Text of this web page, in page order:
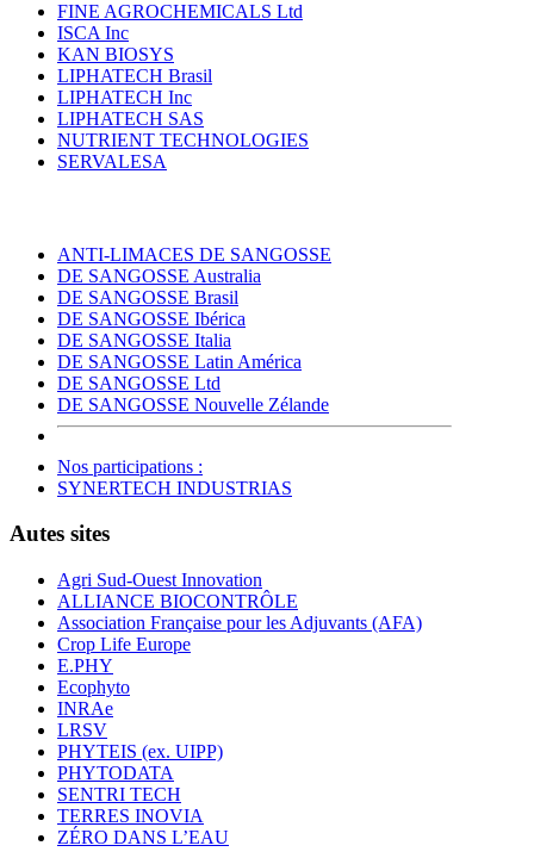
FINE AGROCHEMICALS Ltd
ISCA Inc
KAN BIOSYS
LIPHATECH Brasil
LIPHATECH Inc
LIPHATECH SAS
NUTRIENT TECHNOLOGIES
SERVALESA
ANTI-LIMACES DE SANGOSSE
DE SANGOSSE Australia
DE SANGOSSE Brasil
DE SANGOSSE Ibérica
DE SANGOSSE Italia
DE SANGOSSE Latin América
DE SANGOSSE Ltd
DE SANGOSSE Nouvelle Zélande
Nos participations :
SYNERTECH INDUSTRIAS
Autes sites
Agri Sud-Ouest Innovation
ALLIANCE BIOCONTRÔLE
Association Française pour les Adjuvants (AFA)
Crop Life Europe
E.PHY
Ecophyto
INRAe
LRSV
PHYTEIS (ex. UIPP)
PHYTODATA
SENTRI TECH
TERRES INOVIA
ZÉRO DANS L’EAU